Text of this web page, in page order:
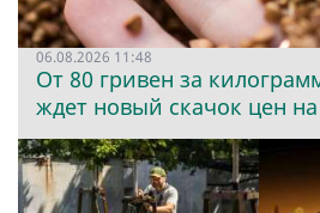
06.08.2026 11:48
От 80 гривен за
ждет новый скачок цен на